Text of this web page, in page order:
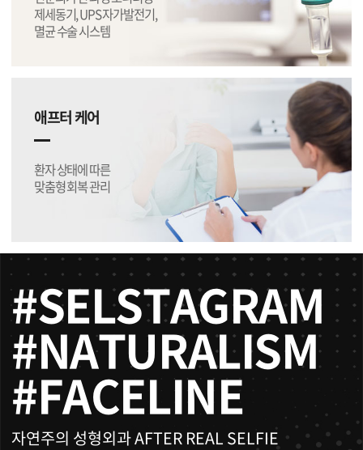
제세동기, UPS 자가발전기,
멸균 수술 시스템
애프터 케어
환자 상태에 따른
맞춤형 회복 관리
#SELSTAGRAM
#NATURALISM
#FACELINE
자연주의 성형외과 AFTER REAL SELFIE